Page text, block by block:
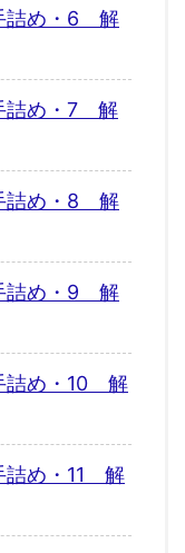
詰め・6 解
詰め・7 解
詰め・8 解
詰め・9 解
詰め・10 解
詰め・11 解